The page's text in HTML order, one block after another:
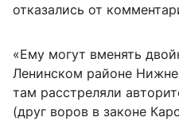
отказались от
«Ему могут вменять
Ленинском районе
там расстреляли
(друг воров в законе